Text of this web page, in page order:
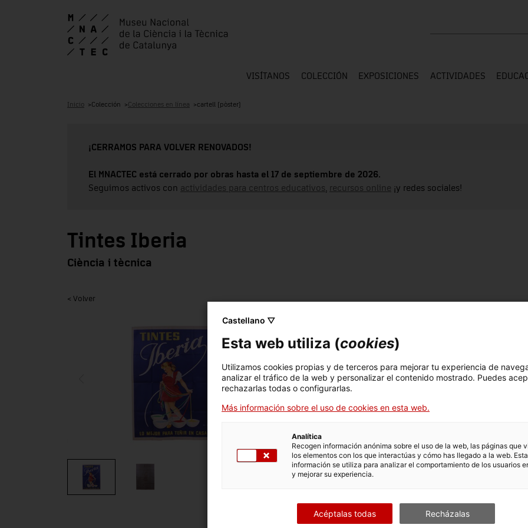
VISÍTANOS COLECCIÓN EXPOSICIONES ACTIVIDADES
Inicio Colección Colecciones en línea cartell (pòster)
¡CERRAMOS PARA VOLVER RENOVADOS!
El MNACTEC está cerrado por obras hasta el 17 de septiembre de 2026.
Seguimos activos con actividades para centros educativos recursos online ¡y redes sociales!
Tintes Iberia
Ciència i tècnica
< Volver
Nombre
Número de inventario Datación
DATOS DEL MUSEO
Area temática
Fecha de ingreso Forma de ingreso
Castellano ▽
Esta web utiliza (cookies)
Utilizamos cookies propias y de terceros para mejorar tu experiencia de
analizar el tráfico de la web y personalizar el contenido mostrado. Puedes
rechazarlas todas o configurarlas.
Más información sobre el uso de cookies en esta web.
Analítica
Recogen información anónima sobre el uso de la web, las páginas que
los elementos con los que interactúas y cómo has llegado a la web. Esta
información se utiliza para analizar el comportamiento de los usuarios
y mejorar su experiencia.
Acéptalas todas Recházalas